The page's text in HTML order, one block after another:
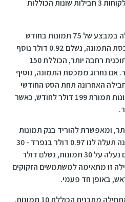
הדיגיטל. הפלטפורמה מציעה ללקוחות 3 חבילות שונות הכוללות
ערכת החבילות הראשונה מתחילה במבצע של 75 תמונות בחודש
תמורת 69 דולר. אם נעלה על מכסת התמונה, נשלם 0.92 דולר נוסף
עבור כל אחת נוספת. לצידה יש ​​תוכנית רחבה יותר, הכוללת 150
חודשיות, תמורת 99 דולר. אם נחרוג ממכסת התמונה, נוסיף
החבילה האחרונה תחת הסט החודשי
מיועדת למרחיקי לכת - 750 תמונות תמורת 199 דולר לחודש, כאשר
ומאפשרת להוריד בנק תמונות
לפי הצורך. כלומר, כל תמונה תעלה לנו 0.97 דולר בנפרד - 30
תמונות יעלו כ -30 דולר. אם נעלה על 30 תמונות, נשלם דולר
זו מתאימה למשתמשים הזקוקים
באופן חד פעמי.
ערכת החבילות השלישית מתחילה מתכנית הכוללת 10 תמונות,